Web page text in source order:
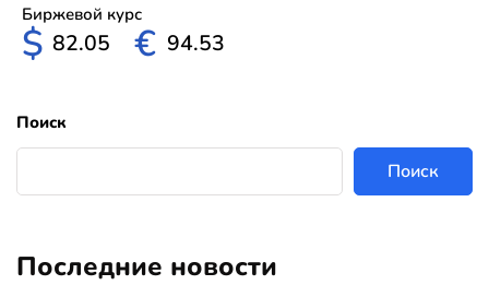
Биржевой курс
$ 82.05 € 94.53
Поиск
Поиск
Последние новости